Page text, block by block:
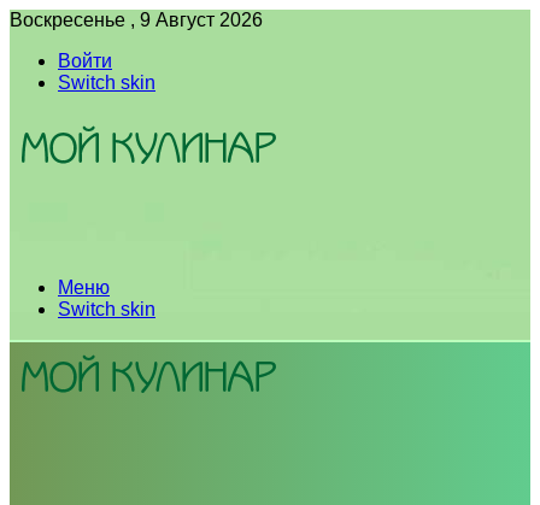
Воскресенье , 9 Август 2026
Войти
Switch skin
Меню
Switch skin